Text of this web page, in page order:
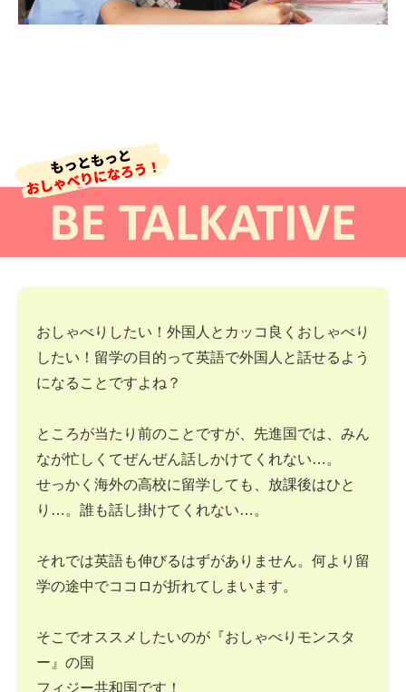
おしゃべりしたい！外国人とカッコ良くおしゃべり
したい！留学の目的って英語で外国人と話せるよう
になることですよね？
ところが当たり前のことですが、先進国では、みん
なが忙しくてぜんぜん話しかけてくれない…。
せっかく海外の高校に留学しても、放課後はひと
り…。誰も話し掛けてくれない…。
それでは英語も伸びるはずがありません。何より留
学の途中でココロが折れてしまいます。
そこでオススメしたいのが『おしゃべりモンスタ
ー』の国
フィジー共和国です！